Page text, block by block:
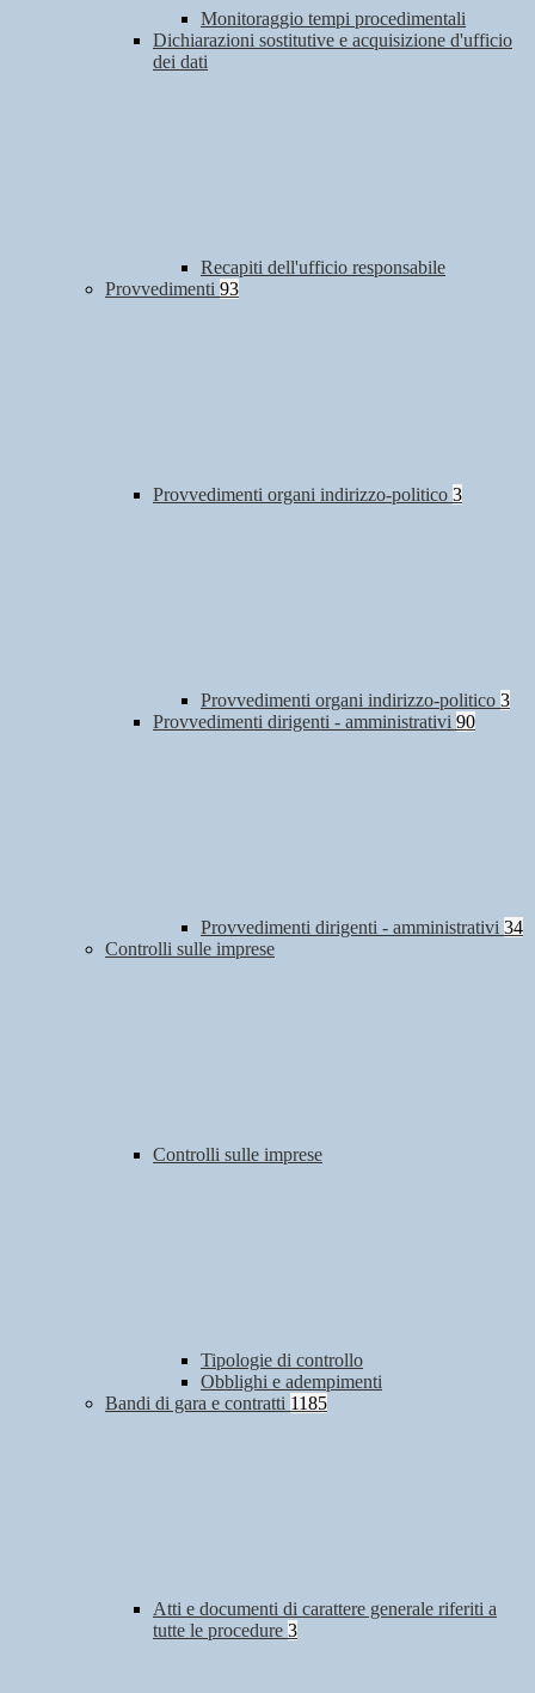
Monitoraggio tempi procedimentali
Dichiarazioni sostitutive e acquisizione d'ufficio
dei dati
Recapiti dell'ufficio responsabile
Provvedimenti 93
Provvedimenti organi indirizzo-politico 3
Provvedimenti organi indirizzo-politico 3
Provvedimenti dirigenti - amministrativi 90
Provvedimenti dirigenti - amministrativi 34
Controlli sulle imprese
Controlli sulle imprese
Tipologie di controllo
Obblighi e adempimenti
Bandi di gara e contratti 1185
Atti e documenti di carattere generale riferiti a
tutte le procedure 3